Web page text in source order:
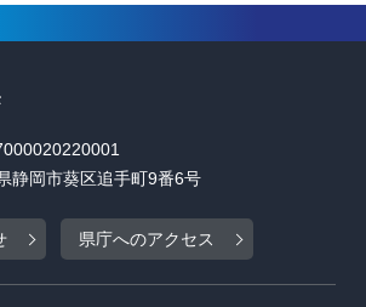
岡市葵区追手町9番6号
県庁へのアクセス